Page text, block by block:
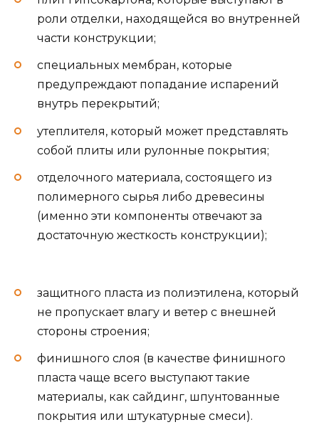
роли отделки, находящейся во внутренней
части конструкции;
специальных мембран, которые
предупреждают попадание испарений
внутрь перекрытий;
утеплителя, который может представлять
собой плиты или рулонные покрытия;
отделочного материала, состоящего из
полимерного сырья либо древесины
(именно эти компоненты отвечают за
достаточную жесткость конструкции);
защитного пласта из полиэтилена, который
не пропускает влагу и ветер с внешней
стороны строения;
финишного слоя (в качестве финишного
пласта чаще всего выступают такие
материалы, как сайдинг, шпунтованные
покрытия или штукатурные смеси).